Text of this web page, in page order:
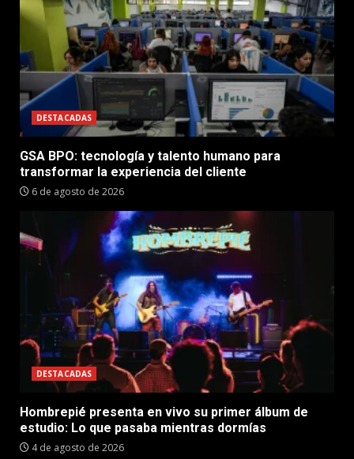
DESTACADAS
GSA BPO: tecnología y talento humano para
transformar la experiencia del cliente
6 de agosto de 2026
DESTACADAS
Hombrepié presenta en vivo su primer álbum de
estudio: Lo que pasaba mientras dormías
4 de agosto de 2026